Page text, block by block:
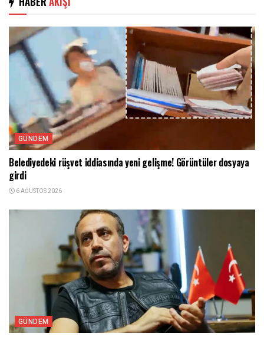
GÜNDEM
Belediyedeki rüşvet iddiasında yeni gelişme! Görüntüler dosyaya
girdi
6 AĞUSTOS 2026
GÜNDEM